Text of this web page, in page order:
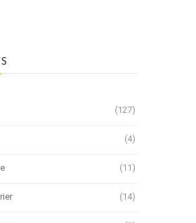
(127)
(4)
(11)
(14)